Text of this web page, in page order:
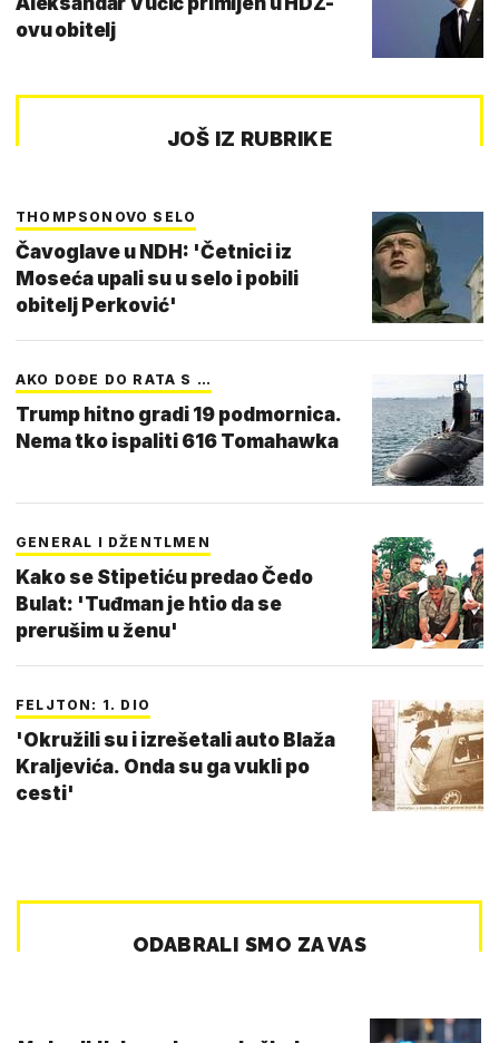
ovu obitelj
JOŠ IZ RUBRIKE
THOMPSONOVO SELO
Čavoglave u NDH: 'Četnici iz
Moseća upali su u selo i pobili
obitelj Perković'
AKO DOĐE DO RATA S …
Trump hitno gradi 19 podmornica.
Nema tko ispaliti 616 Tomahawka
GENERAL I DŽENTLMEN
Kako se Stipetiću predao Čedo
Bulat: 'Tuđman je htio da se
prerušim u ženu'
FELJTON: 1. DIO
'Okružili su i izrešetali auto Blaža
Kraljevića. Onda su ga vukli po
cesti'